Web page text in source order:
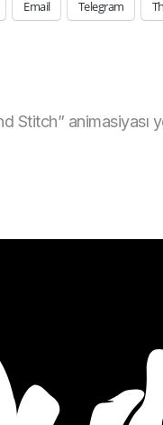
Email Telegram
Stitch” animasiyası